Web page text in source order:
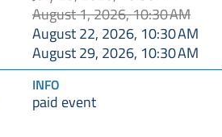
August 1, 2026, 10:30 AM
August 22, 2026, 10:30 AM
August 29, 2026, 10:30 AM
INFO
paid event